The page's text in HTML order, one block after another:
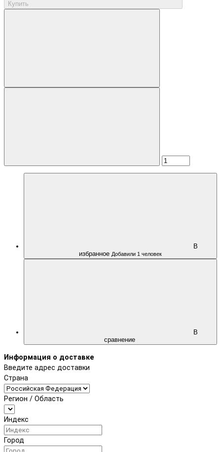
Купить
В
избранное Добавили 1 человек
В
сравнение
Информация о доставке
Введите адрес доставки
Страна
Регион / Область
Индекс
Город